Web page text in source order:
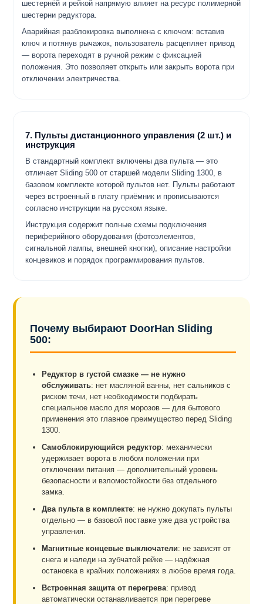
шестернёй и рейкой напрямую влияет на ресурс полимерной
шестерни редуктора.
Аварийная разблокировка выполнена с ключом: вставив
ключ и потянув рычажок, пользователь расцепляет привод
— ворота переходят в ручной режим с фиксацией
положения. Это позволяет открыть или закрыть ворота при
отключении электричества.
7. Пульты дистанционного управления (2 шт.) и
инструкция
В стандартный комплект включены два пульта — это
отличает Sliding 500 от старшей модели Sliding 1300, в
базовом комплекте которой пультов нет. Пульты работают
через встроенный в плату приёмник и прописываются
согласно инструкции на русском языке.
Инструкция содержит полные схемы подключения
периферийного оборудования (фотоэлементов,
сигнальной лампы, внешней кнопки), описание настройки
концевиков и порядок программирования пультов.
Почему выбирают DoorHan Sliding
500:
Редуктор в густой смазке — не нужно
обслуживать: нет масляной ванны, нет сальников с
риском течи, нет необходимости подбирать
специальное масло для морозов — для бытового
применения это главное преимущество перед Sliding
1300.
Самоблокирующийся редуктор: механически
удерживает ворота в любом положении при
отключении питания — дополнительный уровень
безопасности и взломостойкости без отдельного
замка.
Два пульта в комплекте: не нужно докупать пульты
отдельно — в базовой поставке уже два устройства
управления.
Магнитные концевые выключатели: не зависят от
снега и наледи на зубчатой рейке — надёжная
остановка в крайних положениях в любое время года.
Встроенная защита от перегрева: привод
автоматически останавливается при перегреве